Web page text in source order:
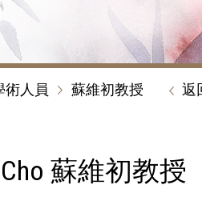
術人員 蘇維初教授 返
Cho 蘇維初教授